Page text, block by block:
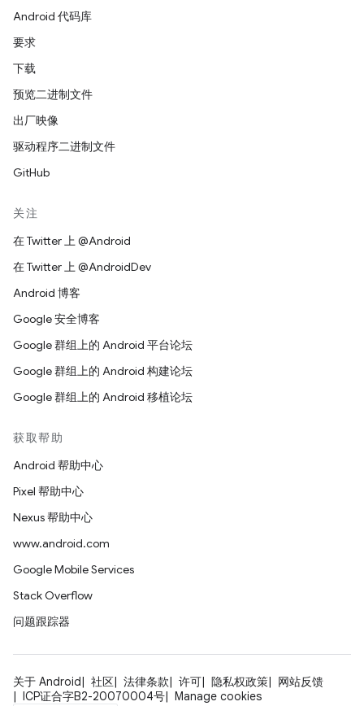
Android 代码库
要求
下载
预览二进制文件
出厂映像
驱动程序二进制文件
GitHub
关注
在 Twitter 上 @Android
在 Twitter 上 @AndroidDev
Android 博客
Google 安全博客
Google 群组上的 Android 平台论坛
Google 群组上的 Android 构建论坛
Google 群组上的 Android 移植论坛
获取帮助
Android 帮助中心
Pixel 帮助中心
Nexus 帮助中心
www.android.com
Google Mobile Services
Stack Overflow
问题跟踪器
关于 Android 社区 法律条款 许可 隐私权政策
网站反馈
ICP证合字B2-20070004号
Manage cookies